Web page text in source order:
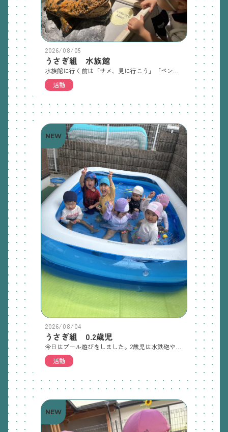
2026/08/05
うさぎ組 水族館
活動
NEW
2026/08/04
うさぎ組 0.2歳児
活動
NEW